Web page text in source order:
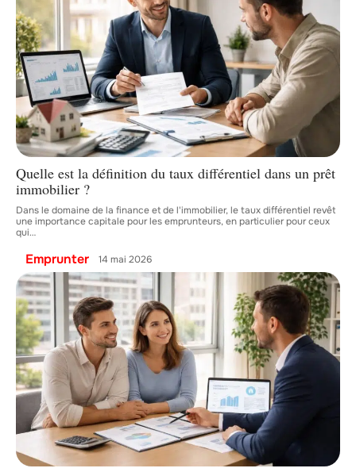
Quelle est la définition du taux différentiel dans un prêt
immobilier ?
Dans le domaine de la finance et de l'immobilier, le taux différentiel revêt
une importance capitale pour les emprunteurs, en particulier pour ceux
qui…
Emprunter 14 mai 2026